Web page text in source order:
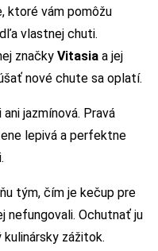
ktoré vám pomôžu
vlastnej chuti.
značky Vitasia a jej
nové chute sa oplatí.
jazmínová. Pravá
lepivá a perfektne
tým, čím je kečup pre
nefungovali. Ochutnať ju
zážitok.